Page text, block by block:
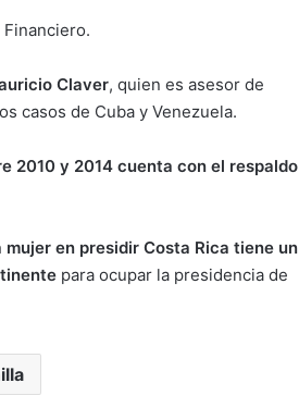
Claver, quien es asesor de
casos de Cuba y Venezuela.
2010 y 2014 cuenta con el respaldo
en presidir Costa Rica tiene un
para ocupar la presidencia de